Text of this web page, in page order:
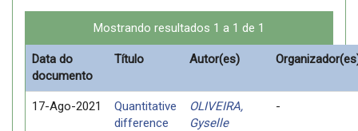
Mostrando resultados 1 a 1 de 1
Data do
documento
Título Autor(es)
17-Ago-2021
Quantitative
difference
OLIVEIRA,
Gyselle
-